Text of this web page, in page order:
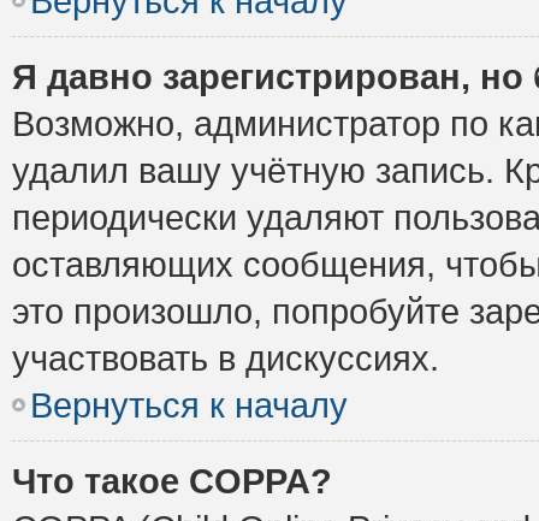
Я давно зарегистрирован,
Возможно, администратор по
удалил вашу учётную запись.
периодически удаляют
оставляющих сообщения,
это произошло, попробуйте
участвовать в дискуссиях.
Вернуться к началу
Что такое COPPA?